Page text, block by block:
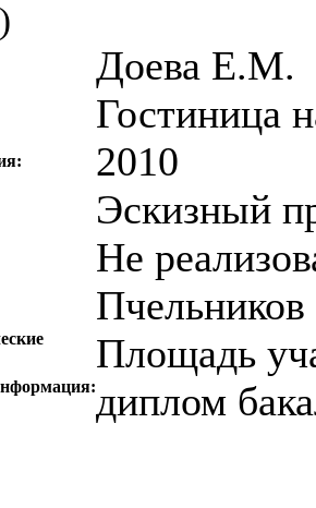
Доева Е.М.
Гостиница
2010
Эскизный
Не
Площадь
диплом